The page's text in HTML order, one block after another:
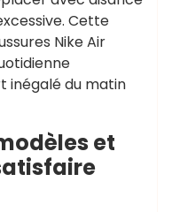
Cette
Nike Air
inégalé du matin
et